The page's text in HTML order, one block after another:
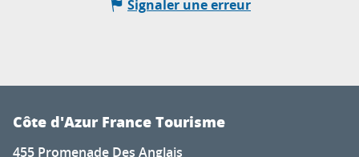
Signaler une erreur
Côte d'Azur France Tourisme
455 Promenade Des Anglais